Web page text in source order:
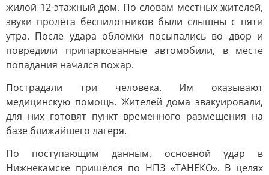
жилой 12-этажный дом. По словам местных жителей,
звуки пролёта беспилотников были слышны с пяти
утра. После удара обломки посыпались во двор и
повредили припаркованные автомобили, в месте
попадания начался пожар.
Пострадали три человека. Им оказывают
медицинскую помощь. Жителей дома эвакуировали,
для них готовят пункт временного размещения на
базе ближайшего лагеря.
По поступающим данным, основной удар в
Нижнекамске пришёлся по НПЗ «ТАНЕКО». В целях